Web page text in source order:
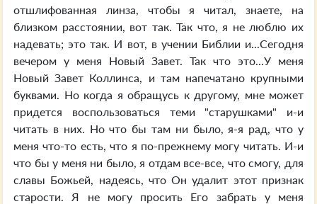
отшлифованная линза, чтобы я читал, знаете, на
близком расстоянии, вот так. Так что, я не люблю их
надевать; это так. И вот, в учении Библии и...Сегодня
вечером у меня Новый Завет. Так что это...У меня
Новый Завет Коллинса, и там напечатано крупными
буквами. Но когда я обращусь к другому, мне может
придется воспользоваться теми "старушками" и-и
читать в них. Но что бы там ни было, я-я рад, что у
меня что-то есть, что я по-прежнему могу читать. И-и
что бы у меня ни было, я отдам все-все, что смогу, для
славы Божьей, надеясь, что Он удалит этот признак
старости. Я не могу просить Его забрать у меня